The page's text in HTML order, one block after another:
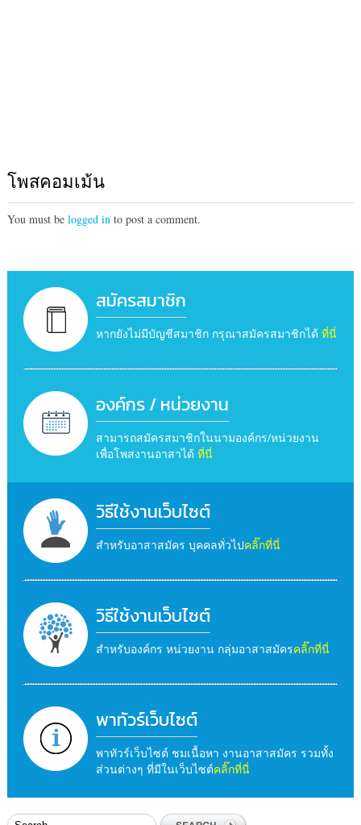
โพสคอมเม้น
You must be logged into post a comment.
สมัครสมาชิก
หากยังไม่มีบัญชีสมาชิก กรุณาสมัครสมาชิกได้ ที่นี่
องค์กร / หน่วยงาน
สามารถสมัครสมาชิกในนามองค์กร/หน่วยงาน
เพื่อโพสงานอาสาได้ ที่นี่
วิธีใช้งานเว็บไซต์
สำหรับอาสาสมัคร บุคคลทั่วไปคลิ๊กที่นี่
วิธีใช้งานเว็บไซต์
สำหรับองค์กร หน่วยงาน กลุ่มอาสาสมัครคลิ๊กที่นี่
พาทัวร์เว็บไซต์
พาทัวร์เว็บไซต์ ชมเนื้อหา งานอาสาสมัคร รวมทั้ง
ส่วนต่างๆ ที่มีในเว็บไซต์คลิ๊กที่นี่